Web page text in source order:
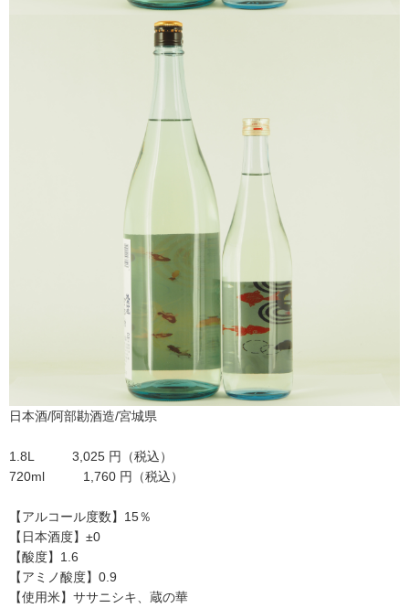
日本酒/阿部勘酒造/宮城県
1.8L 3,025 円（税込）
720ml 1,760 円（税込）
【アルコール度数】15％
【日本酒度】±0
【酸度】1.6
【アミノ酸度】0.9
【使用米】ササニシキ、蔵の華